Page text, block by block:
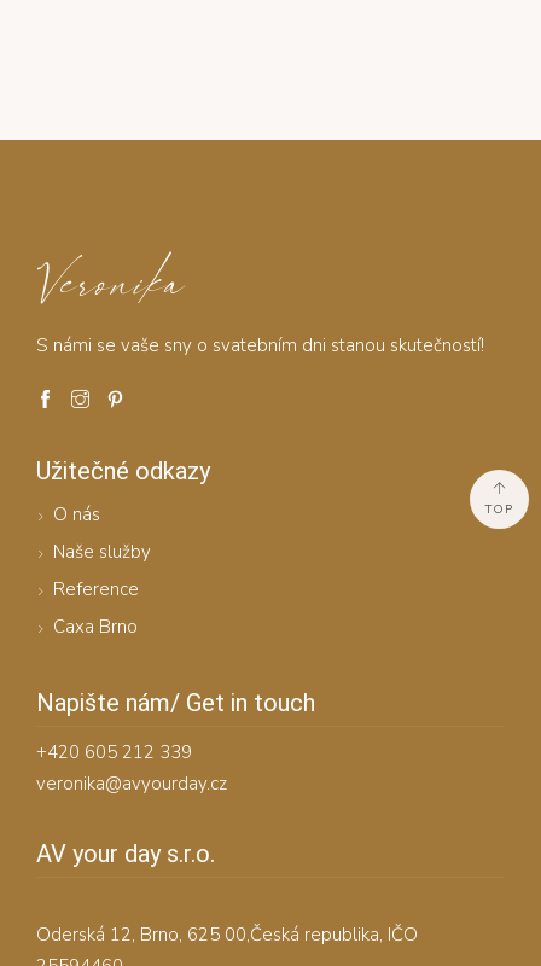
Veronika
S námi se vaše sny o svatebním dni stanou skutečností!
Užitečné odkazy
O nás
Naše služby
Reference
Caxa Brno
Napište nám/ Get in touch
+420 605 212 339
veronika@avyourday.cz
AV your day s.r.o.
Oderská 12, Brno, 625 00,Česká republika, IČO
TOP